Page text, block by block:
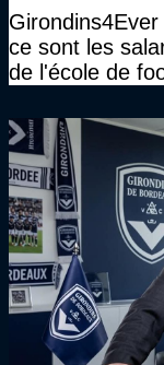
ce sont les
de l'école de